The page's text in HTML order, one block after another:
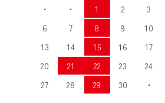
・
・ 1 2 3
6
7 8 9 10
13
14 15 16 17
20
21 22 23 24
27
28 29 30 ・